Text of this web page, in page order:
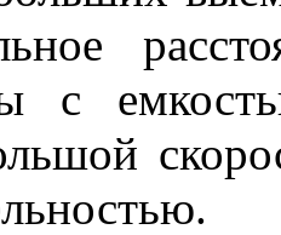
с